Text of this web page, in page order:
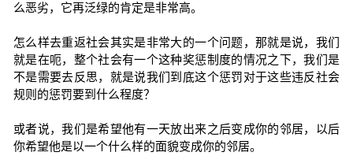
么恶劣，它再泛绿的肯定是非常高。
怎么样去重返社会其实是非常大的一个问题，那就是说，我们
就是在呃，整个社会有一个这种奖惩制度的情况之下，我们是
不是需要去反思，就是说我们到底这个惩罚对于这些违反社会
规则的惩罚要到什么程度？
或者说，我们是希望他有一天放出来之后变成你的邻居，以后
你希望他是以一个什么样的面貌变成你的邻居。